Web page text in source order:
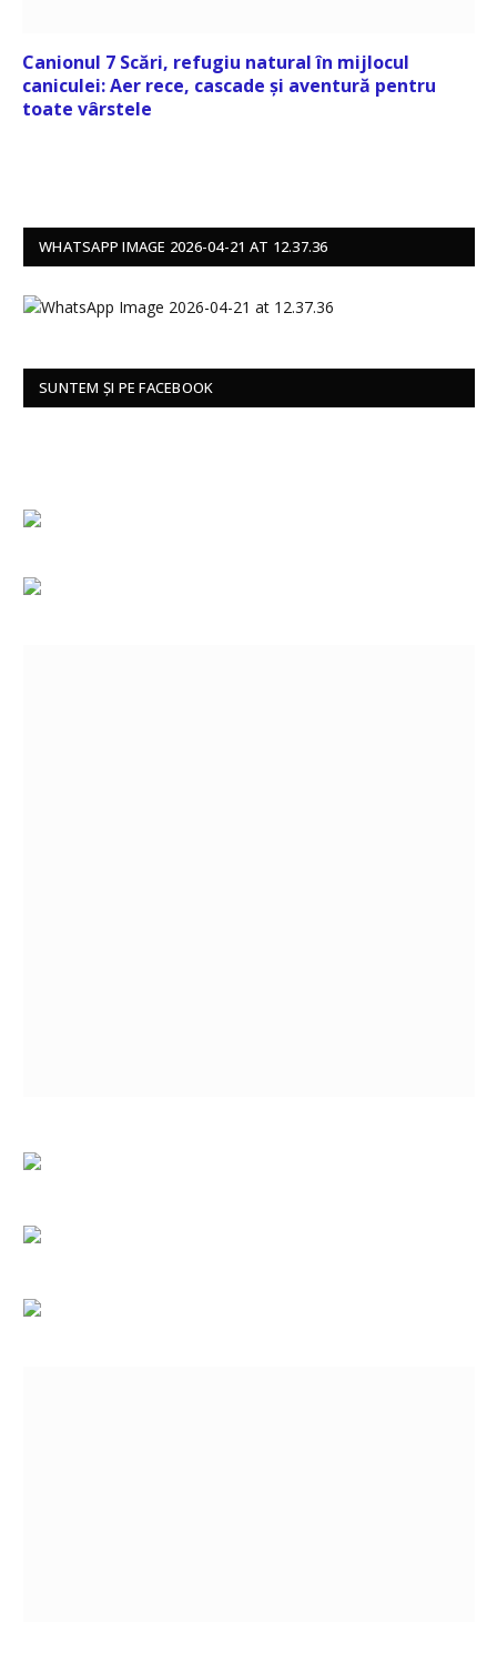
Canionul 7 Scări, refugiu natural în mijlocul
caniculei: Aer rece, cascade și aventură pentru
toate vârstele
WHATSAPP IMAGE 2026-04-21 AT 12.37.36
SUNTEM ȘI PE FACEBOOK